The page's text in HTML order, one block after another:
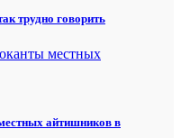
трудно говорить
айтишников в